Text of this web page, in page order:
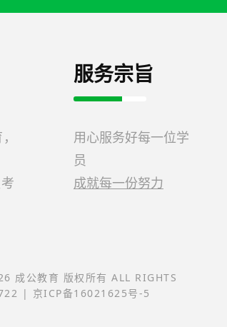
服务宗旨
用心服务好每一位学
员
成就每一份努力
成公教育 版权所有 ALL RIGHTS
| 京ICP备16021625号-5